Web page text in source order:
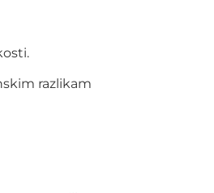
razlikam